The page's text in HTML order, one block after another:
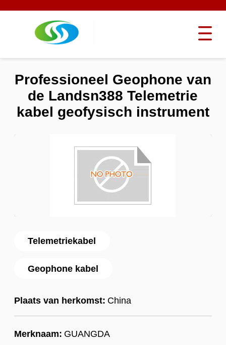
Telemetriekabel
Geophone kabel
Plaats van herkomst: China
Merknaam: GUANGDA
Professioneel Geophone van
de Landsn388 Telemetrie
kabel geofysisch instrument